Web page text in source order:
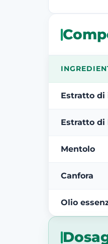
Estratto di
Estratto di
Mentolo
Canfora
Olio